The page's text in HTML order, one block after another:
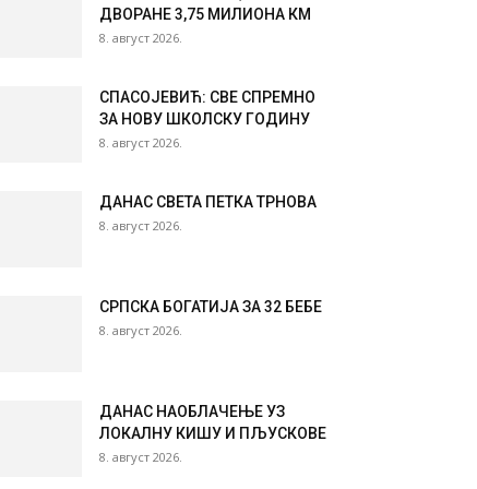
ДВОРАНЕ 3,75 МИЛИОНА КМ
8. август 2026.
СПАСОЈЕВИЋ: СВЕ СПРЕМНО
ЗА НОВУ ШКОЛСКУ ГОДИНУ
8. август 2026.
ДАНАС СВЕТА ПЕТКА ТРНОВА
8. август 2026.
СРПСКА БОГАТИЈА ЗА 32 БЕБЕ
8. август 2026.
ДАНАС НАОБЛАЧЕЊЕ УЗ
ЛОКАЛНУ КИШУ И ПЉУСКОВЕ
8. август 2026.